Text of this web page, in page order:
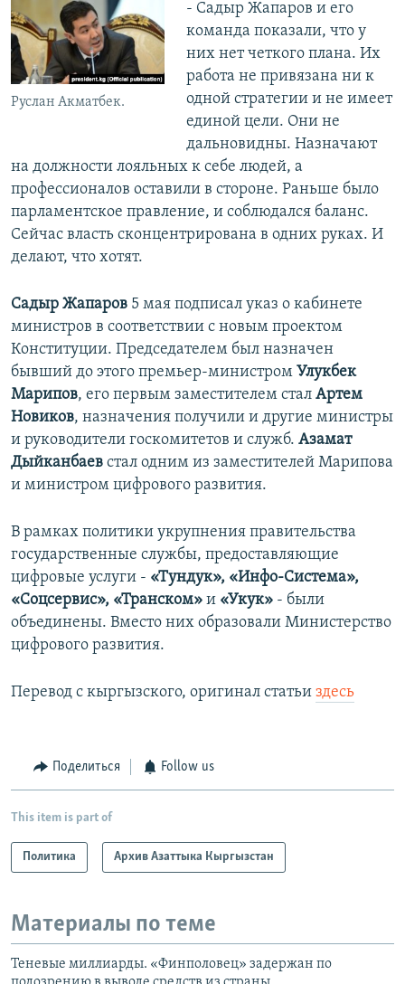
Руслан Акматбек.
- Садыр Жапаров и его
команда показали, что у
них нет четкого плана. Их
работа не привязана ни к
одной стратегии и не имеет
единой цели. Они не
дальновидны. Назначают
на должности лояльных к себе людей, а
профессионалов оставили в стороне. Раньше было
парламентское правление, и соблюдался баланс.
Сейчас власть сконцентрирована в одних руках. И
делают, что хотят.
Садыр Жапаров 5 мая подписал указ о кабинете
министров в соответствии с новым проектом
Конституции. Председателем был назначен
бывший до этого премьер-министром Улукбек
Марипов, его первым заместителем стал Артем
Новиков, назначения получили и другие министры
и руководители госкомитетов и служб. Азамат
Дыйканбаев стал одним из заместителей Марипова
и министром цифрового развития.
В рамках политики укрупнения правительства
государственные службы, предоставляющие
цифровые услуги - «Тундук», «Инфо-Система»,
«Соцсервис», «Транском» и «Укук» - были
объединены. Вместо них образовали Министерство
цифрового развития.
Перевод с кыргызского, оригинал статьи здесь
Поделиться Follow us
This item is part of
Политика Архив Азаттыка Кыргызстан
Материалы по теме
Теневые миллиарды. «Финполовец» задержан по